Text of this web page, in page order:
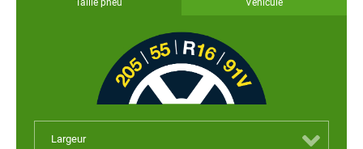
Taille pneu Véhicule
Largeur